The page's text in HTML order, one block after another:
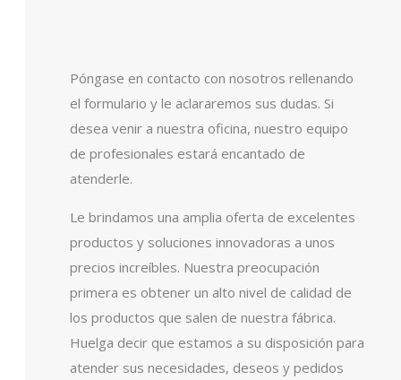
Póngase en contacto con nosotros rellenando
el formulario y le aclararemos sus dudas. Si
desea venir a nuestra oficina, nuestro equipo
de profesionales estará encantado de
atenderle.
Le brindamos una amplia oferta de excelentes
productos y soluciones innovadoras a unos
precios increíbles. Nuestra preocupación
primera es obtener un alto nivel de calidad de
los productos que salen de nuestra fábrica.
Huelga decir que estamos a su disposición para
atender sus necesidades, deseos y pedidos